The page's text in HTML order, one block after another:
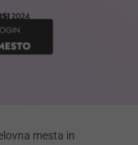
mesta in